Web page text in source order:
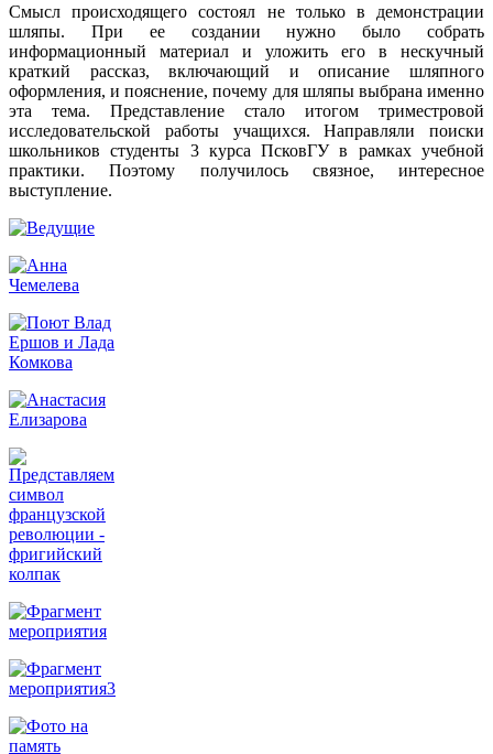
Смысл происходящего состоял не только в демонстрации
шляпы. При ее создании нужно было собрать
информационный материал и уложить его в нескучный
краткий рассказ, включающий и описание шляпного
оформления, и пояснение, почему для шляпы выбрана именно
эта тема. Представление стало итогом триместровой
исследовательской работы учащихся. Направляли поиски
школьников студенты 3 курса ПсковГУ в рамках учебной
практики. Поэтому получилось связное, интересное
выступление.